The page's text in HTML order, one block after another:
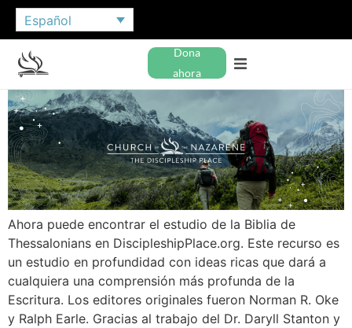
Español
Dona
ahora
Ahora puede encontrar el estudio de la Biblia de
Thessalonians en DiscipleshipPlace.org. Este recurso es
un estudio en profundidad con ideas ricas que dará a
cualquiera una comprensión más profunda de la
Escritura. Los editores originales fueron Norman R. Oke
y Ralph Earle. Gracias al trabajo del Dr. Daryll Stanton y